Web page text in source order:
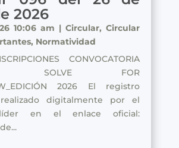
2026
10:06 am |Circular,Circular
, Normatividad
CONVOCATORIA
SOLVE FOR
2026 El registro
digitalmente por el
en el enlace oficial: